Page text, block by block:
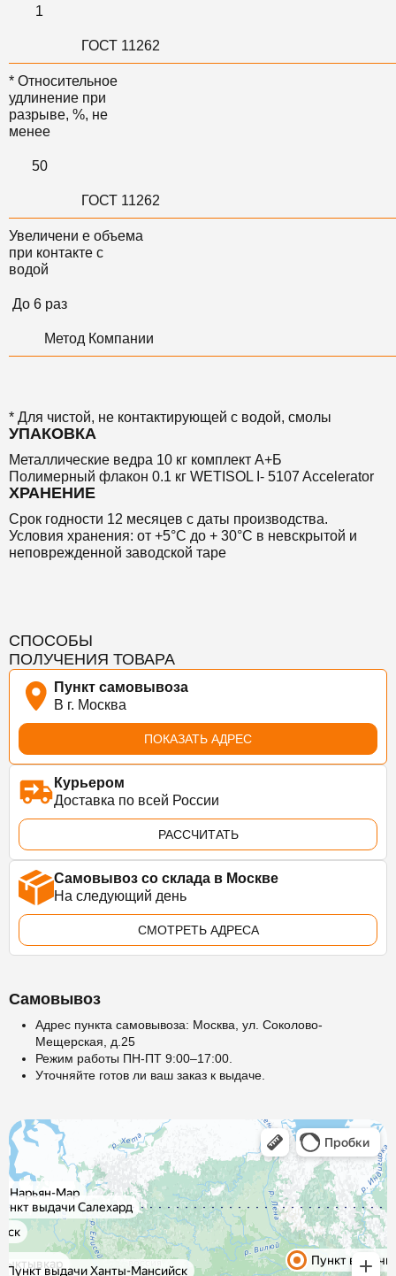
1
ГОСТ 11262
* Относительное
удлинение при
разрыве, %, не
менее
50
ГОСТ 11262
Увеличени е объема
при контакте с
водой
До 6 раз
Метод Компании
* Для чистой, не контактирующей с водой, смолы
УПАКОВКА
Металлические ведра 10 кг комплект А+Б
Полимерный флакон 0.1 кг WETISOL I- 5107 Accelerator
ХРАНЕНИЕ
Срок годности 12 месяцев с даты производства.
Условия хранения: от +5°С до + 30°С в невскрытой и
неповрежденной заводской таре
СПОСОБЫ
ПОЛУЧЕНИЯ ТОВАРА
Пункт самовывоза
В г. Москва
ПОКАЗАТЬ АДРЕС
Курьером
Доставка по всей России
РАССЧИТАТЬ
Самовывоз со склада в Москве
На следующий день
СМОТРЕТЬ АДРЕСА
Самовывоз
Адрес пункта самовывоза: Москва, ул. Соколово-
Мещерская, д.25
Режим работы ПН-ПТ 9:00–17:00.
Уточняйте готов ли ваш заказ к выдаче.